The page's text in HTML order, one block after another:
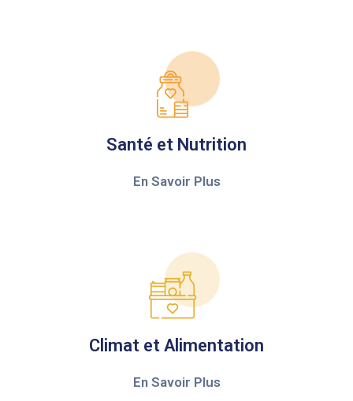
Santé et Nutrition
En Savoir Plus
Climat et Alimentation
En Savoir Plus